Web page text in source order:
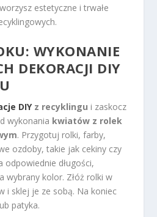
estetyczne i trwałe
WYKONANIE
DEKORACJI DIY
DIYz recyklingu i zaskocz
wykonania kwiatów z rolek
. Przygotuj rolki, farby,
ozdoby, takie jak cekiny czy
odpowiednie długości,
wybrany kolor. Złóż rolki w
i sklej je ze sobą. Na koniec
patyka.